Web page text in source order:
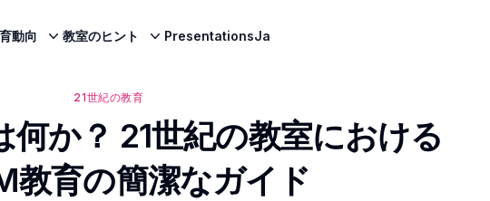
動向 教室のヒント PresentationsJa
21世紀の教育
何か？ 21世紀の教室における
教育の簡潔なガイド